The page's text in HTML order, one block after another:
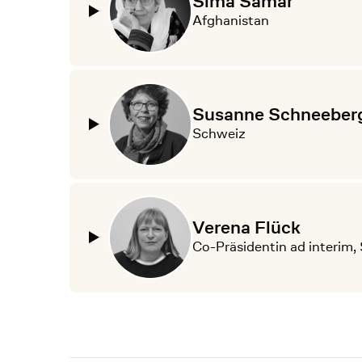
Afghanistan
Susanne
Schweiz
Verena Flück
Co-Präsidentin ad interim,